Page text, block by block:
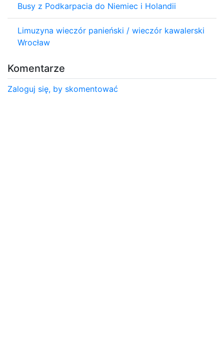
Busy z Podkarpacia do Niemiec i Holandii
Limuzyna wieczór panieński / wieczór kawalerski
Wrocław
Komentarze
Zaloguj się, by skomentować